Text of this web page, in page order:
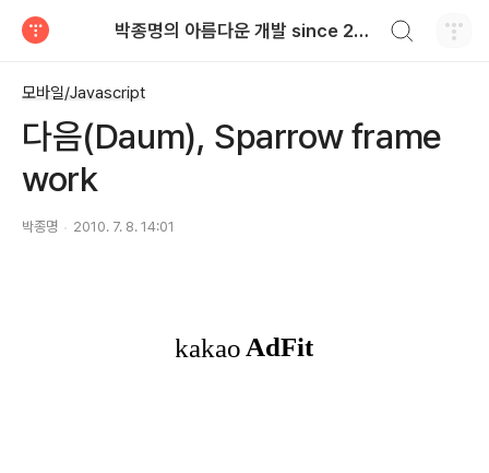
박종명의 아름다운 개발 since 2010.06
모바일/Javascript
다음(Daum), Sparrow frame
work
박종명 2010. 7. 8. 14:01